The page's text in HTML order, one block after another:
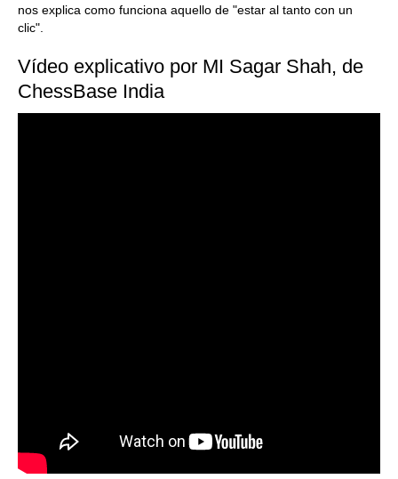
nos explica como funciona aquello de "estar al tanto con un
clic".
Vídeo explicativo por MI Sagar Shah, de
ChessBase India